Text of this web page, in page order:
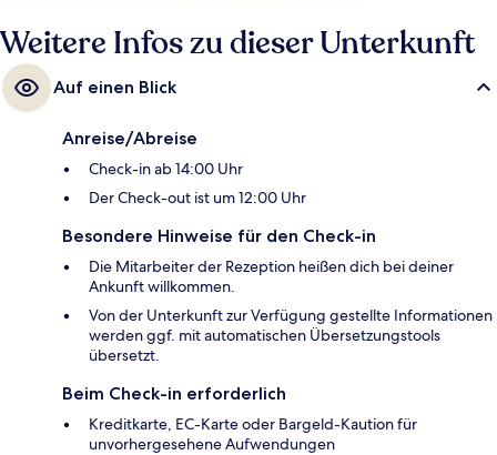
Weitere Infos zu dieser Unterkunft
Auf einen Blick
Anreise/Abreise
Check-in ab 14:00 Uhr
Der Check-out ist um 12:00 Uhr
Besondere Hinweise für den Check-in
Die Mitarbeiter der Rezeption heißen dich bei deiner
Ankunft willkommen.
Von der Unterkunft zur Verfügung gestellte Informationen
werden ggf. mit automatischen Übersetzungstools
übersetzt.
Beim Check-in erforderlich
Kreditkarte, EC-Karte oder Bargeld-Kaution für
unvorhergesehene Aufwendungen